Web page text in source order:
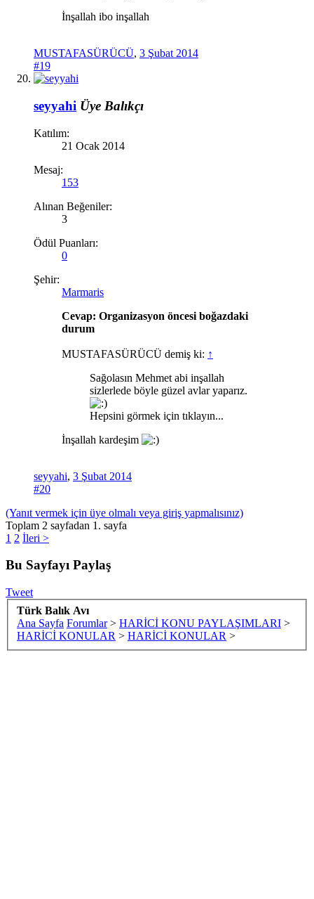
İnşallah ibo inşallah
MUSTAFASÜRÜCÜ, 3 Şubat 2014
#19
seyyahi Üye Balıkçı
Katılım:
21 Ocak 2014
Mesaj:
153
Alınan Beğeniler:
3
Ödül Puanları:
0
Şehir:
Marmaris
Cevap: Organizasyon öncesi boğazdaki
durum
MUSTAFASÜRÜCÜ demiş ki: ↑
Sağolasın Mehmet abi inşallah
sizlerlede böyle güzel avlar yaparız.
Hepsini görmek için tıklayın...
İnşallah kardeşim
seyyahi, 3 Şubat 2014
#20
(Yanıt vermek için üye olmalı veya giriş yapmalısınız)
Toplam 2 sayfadan 1. sayfa
1 2 İleri >
Bu Sayfayı Paylaş
Tweet
Türk Balık Avı
Ana Sayfa Forumlar > HARİCİ KONU PAYLAŞIMLARI >
HARİCİ KONULAR > HARİCİ KONULAR >